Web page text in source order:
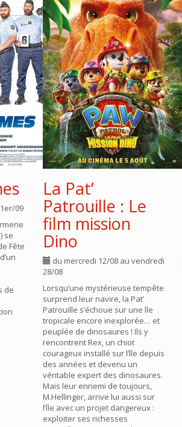
09
se
Fête
de
La Pat’
Patrouille : Le
film mission
Dino
du mercredi 12/08 au vendredi
28/08
Lorsqu’une mystérieuse tempête
surprend leur navire, la Pat’
Patrouille s’échoue sur une île
tropicale encore inexplorée… et
peuplée de dinosaures ! Ils y
rencontrent Rex, un chiot
courageux installé sur l’île depuis
des années et devenu un
véritable expert des dinosaures.
Mais leur ennemi de toujours,
M.Hellinger, arrive lui aussi sur
l’île avec un projet dangereux :
exploiter ses richesses